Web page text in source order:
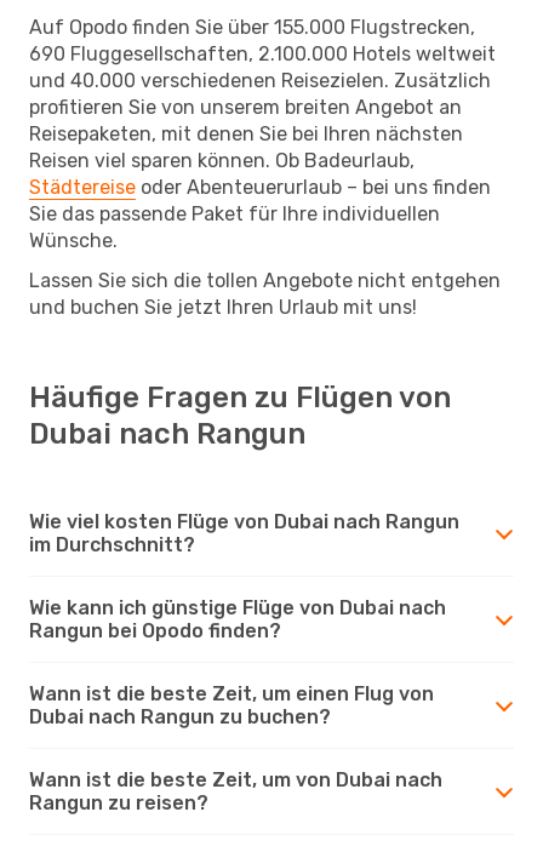
Auf Opodo finden Sie über 155.000 Flugstrecken,
690 Fluggesellschaften, 2.100.000 Hotels weltweit
und 40.000 verschiedenen Reisezielen. Zusätzlich
profitieren Sie von unserem breiten Angebot an
Reisepaketen, mit denen Sie bei Ihren nächsten
Reisen viel sparen können. Ob Badeurlaub,
Städtereise oder Abenteuerurlaub – bei uns finden
Sie das passende Paket für Ihre individuellen
Wünsche.
Lassen Sie sich die tollen Angebote nicht entgehen
und buchen Sie jetzt Ihren Urlaub mit uns!
Häufige Fragen zu Flügen von
Dubai nach Rangun
Wie viel kosten Flüge von Dubai nach Rangun
im Durchschnitt?
Wie kann ich günstige Flüge von Dubai nach
Rangun bei Opodo finden?
Wann ist die beste Zeit, um einen Flug von
Dubai nach Rangun zu buchen?
Wann ist die beste Zeit, um von Dubai nach
Rangun zu reisen?